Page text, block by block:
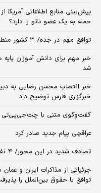
پیش‌بینی منابع اطلاعاتی
حمله به یک عضو ناتو را دارد؟
توافق مهم در جده/ ۳ کشور منطقه توافقنامه نظامی امضا می‌کنند
خبر مهم برای دانش آموزان
شد
خبر انتصاب محسن رضایی به
خبرگزاری فارس توضیح داد
گفت‌وگوی متنی با چت‌جی‌پی‌تی
عراقچی پیام جدید صادر کرد
تصادف شدید در این محور/ ۴ نفر جان باختند
جزئیاتی از مذاکرات ایران و
توافق با حقوق بین‌الملل را